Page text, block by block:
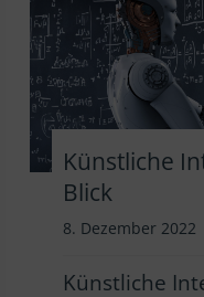
Künstliche
Blick
8. Dezember 2022
Künstliche